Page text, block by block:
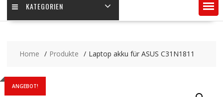
KATEGORIEN
Home Produkte Laptop akku für ASUS C31N1811
ANGEBOT!